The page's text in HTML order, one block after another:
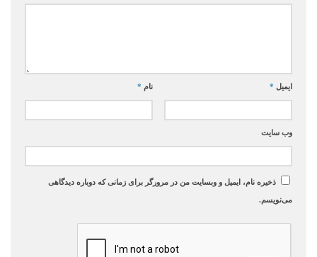
نام * ایمیل *
وب‌ سایت
ذخیره نام، ایمیل و وبسایت من در مرورگر برای زمانی که دوباره دیدگاهی
می‌نویسم.